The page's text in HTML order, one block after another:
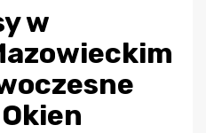
w